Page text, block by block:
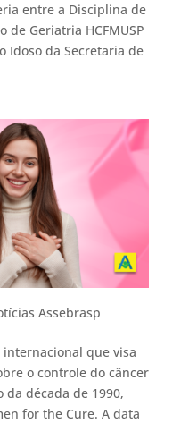
entre a Disciplina de
de Geriatria HCFMUSP
Idoso da Secretaria de
Assebrasp
que visa
o controle do câncer
década de 1990,
for the Cure. A data